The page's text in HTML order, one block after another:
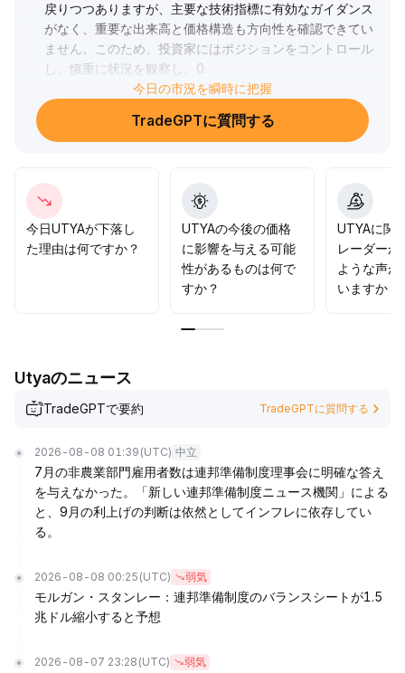
戻りつつありますが、主要な技術指標に有効なガイダンス
がなく、重要な出来高と価格構造も方向性を確認できてい
ません。このため、投資家にはポジションをコントロール
し、慎重に状況を観察し、0
085ドルを明確に上抜けて出来高も拡大した後にエントリ
ーを検討することを推奨します。市場を予測して逆行する
リスクを避けましょう。.
今日の市況を瞬時に把握
TradeGPTに質問する
今日UTYAが下落し
た理由は何ですか？
UTYAの今後の価格
に影響を与える可能
性があるものは何で
すか？
UTYAに関
レーダーか
ような声が
いますか？
Utyaのニュース
TradeGPTで要約 TradeGPTに質問する
2026-08-08 01:39 (UTC) 中立
7月の非農業部門雇用者数は連邦準備制度理事会に明確な答え
を与えなかった。「新しい連邦準備制度ニュース機関」による
と、9月の利上げの判断は依然としてインフレに依存してい
る。
2026-08-08 00:25 (UTC) 弱気
モルガン・スタンレー：連邦準備制度のバランスシートが1.5
兆ドル縮小すると予想
2026-08-07 23:28 (UTC) 弱気